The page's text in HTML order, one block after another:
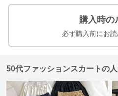
購入時の
必ず購入前にお読
50代ファッションスカートの